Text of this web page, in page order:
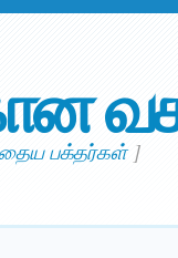
பக்தர்கள்]